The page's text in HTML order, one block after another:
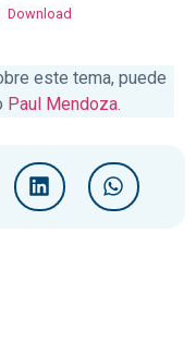
Download
este tema, puede
Paul Mendoza.